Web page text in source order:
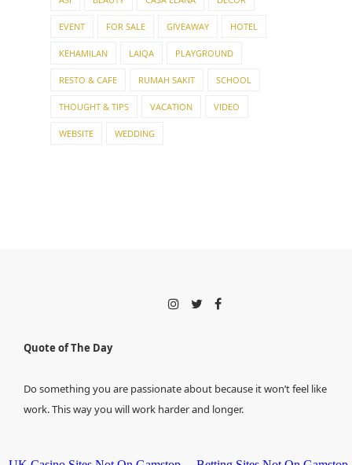
EVENT FOR SALE GIVEAWAY HOTEL
KEHAMILAN LAIQA PLAYGROUND
RESTO & CAFE RUMAH SAKIT SCHOOL
THOUGHT & TIPS VACATION VIDEO
WEBSITE WEDDING
Quote of The Day
Do something you are passionate about because it won’t feel like
work. This way you will work harder and longer.